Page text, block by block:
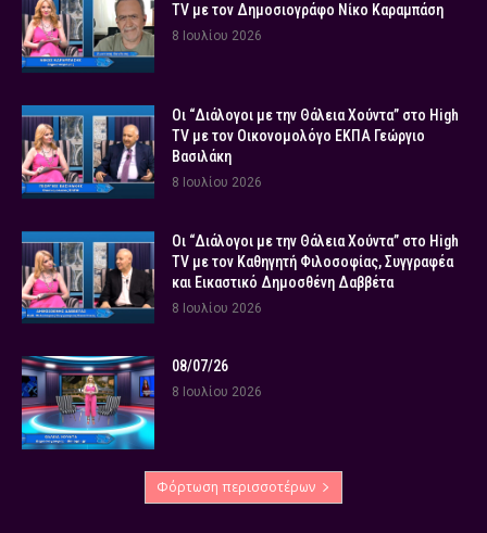
TV με τον Δημοσιογράφο Νίκο Καραμπάση
8 Ιουλίου 2026
Οι “Διάλογοι με την Θάλεια Χούντα” στο High
TV με τον Οικονομολόγο ΕΚΠΑ Γεώργιο
Βασιλάκη
8 Ιουλίου 2026
Οι “Διάλογοι με την Θάλεια Χούντα” στο High
TV με τον Καθηγητή Φιλοσοφίας, Συγγραφέα
και Εικαστικό Δημοσθένη Δαββέτα
8 Ιουλίου 2026
08/07/26
8 Ιουλίου 2026
Φόρτωση περισσοτέρων